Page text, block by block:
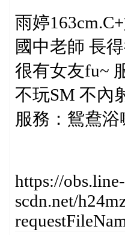
雨婷
國中老師 長
很有女友fu~
不玩SM 不內
服務：鴛鴦
https://obs.line-
scdn.net/